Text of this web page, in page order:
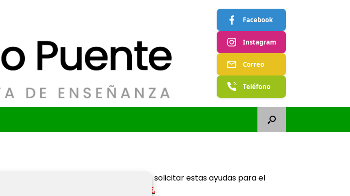
Facebook
Instagram
Correo
Teléfono
a todas aquellas familias que deseen solicitar estas ayudas para el
hacerlo en el mes de SEPTIEMBRE.